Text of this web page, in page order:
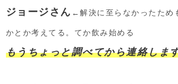
ジョージさん ←解決に至らなかったため
かとか考えてる。てか飲み始める
もうちょっと調べてから連絡しま